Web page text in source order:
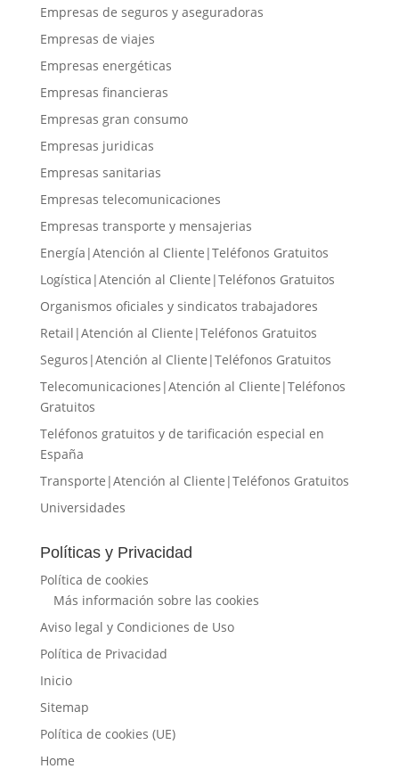
Empresas de seguros y aseguradoras
Empresas de viajes
Empresas energéticas
Empresas financieras
Empresas gran consumo
Empresas juridicas
Empresas sanitarias
Empresas telecomunicaciones
Empresas transporte y mensajerias
Energía|Atención al Cliente|Teléfonos Gratuitos
Logística|Atención al Cliente|Teléfonos Gratuitos
Organismos oficiales y sindicatos trabajadores
Retail|Atención al Cliente|Teléfonos Gratuitos
Seguros|Atención al Cliente|Teléfonos Gratuitos
Telecomunicaciones|Atención al Cliente|Teléfonos
Gratuitos
Teléfonos gratuitos y de tarificación especial en
España
Transporte|Atención al Cliente|Teléfonos Gratuitos
Universidades
Políticas y Privacidad
Política de cookies
Más información sobre las cookies
Aviso legal y Condiciones de Uso
Política de Privacidad
Inicio
Sitemap
Política de cookies (UE)
Home